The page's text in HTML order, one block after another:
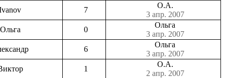
7
О.А.
3 апр. 2007
Ольга
0
Ольга
3 апр. 2007
6
Ольга
3 апр. 2007
1
О.А.
2 апр. 2007